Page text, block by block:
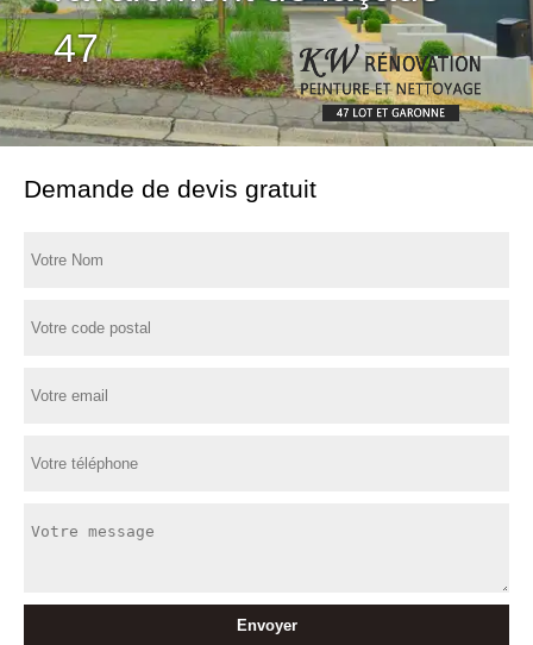
47
Demande de devis gratuit